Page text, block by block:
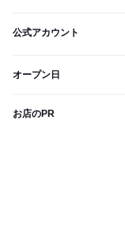
公式アカウント
オープン日
お店のPR